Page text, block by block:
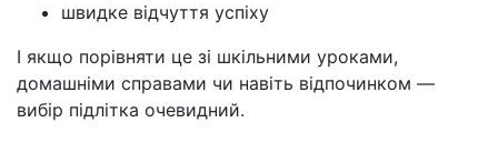
швидке відчуття успіху
І якщо порівняти це зі шкільними уроками,
домашніми справами чи навіть відпочинком —
вибір підлітка очевидний.